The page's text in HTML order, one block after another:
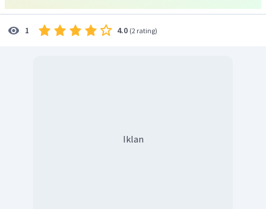
1 4.0 (2 rating)
Iklan